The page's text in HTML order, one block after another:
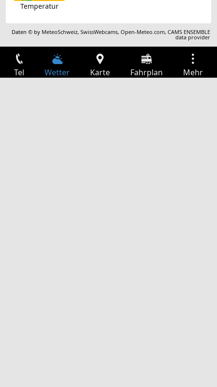
Temperatur
Daten © by MeteoSchweiz,SwissWebcams,Open-Meteo.com,CAMS ENSEMBLE
data provider
Tel Wetter Karte Fahrplan Mehr